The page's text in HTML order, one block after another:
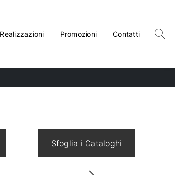
Realizzazioni Promozioni Contatti
Sfoglia i Cataloghi